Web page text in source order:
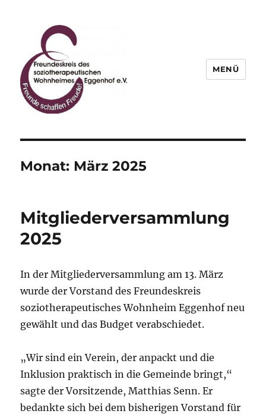
Wohnheimes Eggenhof e.V.
MENÜ
Monat: März 2025
Mitgliederversammlung
2025
In der Mitgliederversammlung am 13. März
wurde der Vorstand des Freundeskreis
soziotherapeutisches Wohnheim Eggenhof neu
gewählt und das Budget verabschiedet.
„Wir sind ein Verein, der anpackt und die
Inklusion praktisch in die Gemeinde bringt,“
sagte der Vorsitzende, Matthias Senn. Er
bedankte sich bei dem bisherigen Vorstand für